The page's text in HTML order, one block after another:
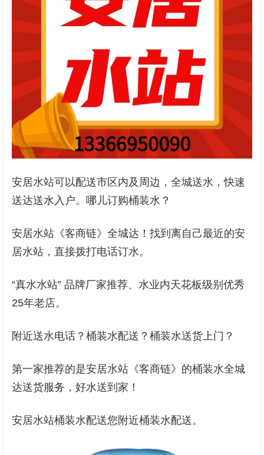
安居水站可以配送市区内及周边，全城送水，快速
送达送水入户。哪儿订购桶装水？
安居水站《客商链》全城达！找到离自己最近的安
居水站，直接拨打电话订水。
“真水水站” 品牌厂家推荐、水业内天花板级别优秀
25年老店。
附近送水电话？桶装水配送？桶装水送货上门？
第一家推荐的是安居水站《客商链》的桶装水全城
达送货服务，好水送到家！
安居水站桶装水配送您附近桶装水配送。